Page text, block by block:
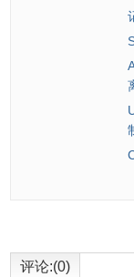
6.这项服务也具
「Send」即可产
让其他取得链接
share link」打开
按钮分享到
评论:(0)